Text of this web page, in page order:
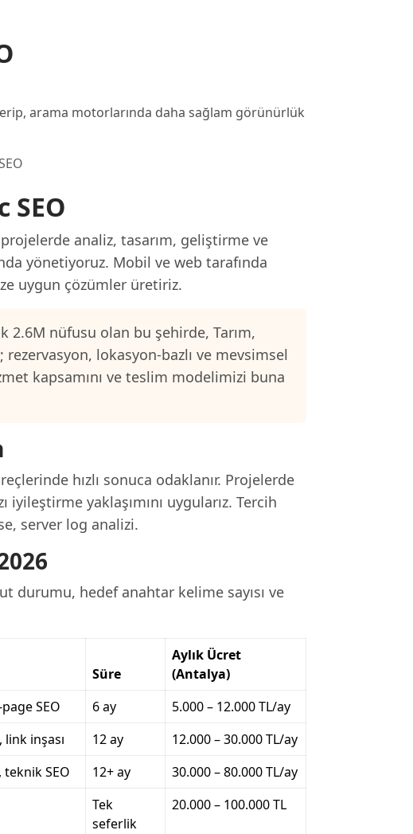
arama motorlarında daha sağlam görünürlük
analiz, tasarım, geliştirme ve
yönetiyoruz. Mobil ve web tarafında
uygun çözümler üretiriz.
2.6M nüfusu olan bu şehirde, Tarım,
lokasyon-bazlı ve mevsimsel
kapsamını ve teslim modelimizi buna
hızlı sonuca odaklanır. Projelerde
yaklaşımını uygularız. Tercih
server log analizi.
durumu, hedef anahtar kelime sayısı ve
Süre
Aylık Ücret
(Antalya)
SEO 6 ay
5.000 – 12.000 TL/ay
inşası 12 ay
12.000 – 30.000 TL/ay
SEO 12+ ay
30.000 – 80.000 TL/ay
Tek
seferlik
20.000 – 100.000 TL